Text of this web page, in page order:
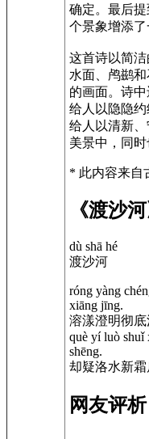
确定。最后
个景象增添了
这首诗以简
水面、鸬鹚
的画面。诗
给人以隐隐
给人以清新
美景中，同
* 此内容来自
《渡沙
dù shā hé
渡沙河
róng yàng
xiāng jīng.
溶漾澄明彻底
què yí luò shuǐ
shēng.
却疑洛水新霜
网友评析